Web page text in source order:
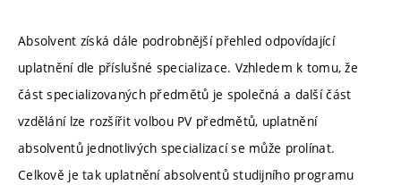
Absolvent získá dále podrobnější přehled odpovídající
uplatnění dle příslušné specializace. Vzhledem k tomu, že
část specializovaných předmětů je společná a další část
vzdělání lze rozšířit volbou PV předmětů, uplatnění
absolventů jednotlivých specializací se může prolínat.
Celkově je tak uplatnění absolventů studijního programu